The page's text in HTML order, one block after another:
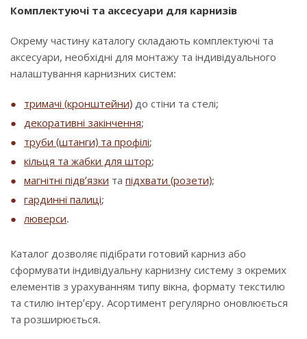
Комплектуючі та аксесуари для карнизів
Окрему частину каталогу складають комплектуючі та
аксесуари, необхідні для монтажу та індивідуального
налаштування карнизних систем:
тримачі (кронштейни) до стіни та стелі;
декоративні закінчення;
труби (штанги) та профілі;
кільця та жабки для штор;
магнітні підв’язки та підхвати (розети);
гардинні палиці;
люверси.
Каталог дозволяє підібрати готовий карниз або
сформувати індивідуальну карнизну систему з окремих
елементів з урахуванням типу вікна, формату текстилю
та стилю інтер’єру. Асортимент регулярно оновлюється
та розширюється.